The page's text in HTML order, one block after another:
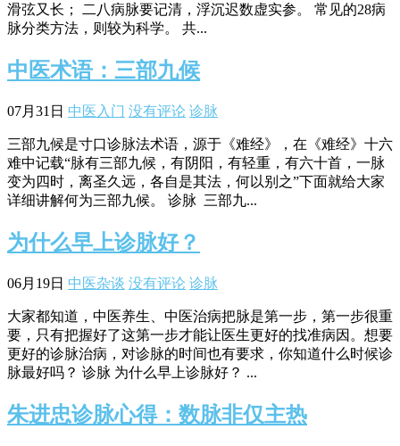
滑弦又长； 二八病脉要记清，浮沉迟数虚实参。 常见的28病
脉分类方法，则较为科学。 共...
中医术语：三部九候
07月31日 中医入门 没有评论 诊脉
三部九候是寸口诊脉法术语，源于《难经》，在《难经》十六
难中记载“脉有三部九候，有阴阳，有轻重，有六十首，一脉
变为四时，离圣久远，各自是其法，何以别之”下面就给大家
详细讲解何为三部九候。 诊脉 三部九...
为什么早上诊脉好？
06月19日 中医杂谈 没有评论 诊脉
大家都知道，中医养生、中医治病把脉是第一步，第一步很重
要，只有把握好了这第一步才能让医生更好的找准病因。想要
更好的诊脉治病，对诊脉的时间也有要求，你知道什么时候诊
脉最好吗？ 诊脉 为什么早上诊脉好？ ...
朱进忠诊脉心得：数脉非仅主热